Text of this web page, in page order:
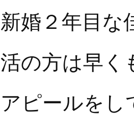
新婚２年目な
活の方は早く
アピールをし